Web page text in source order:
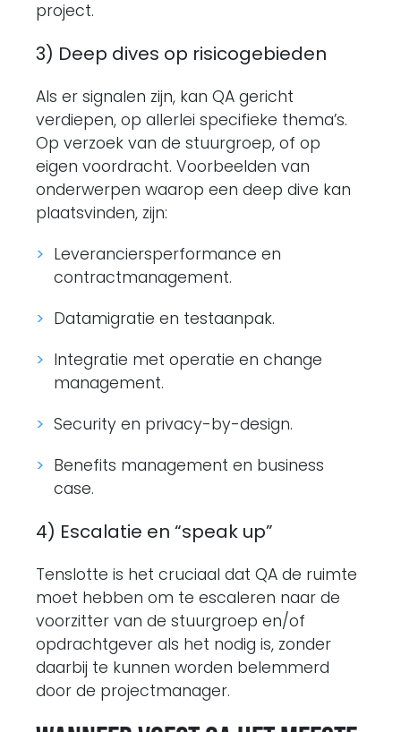
project.
3) Deep dives op risicogebieden
Als er signalen zijn, kan QA gericht
verdiepen, op allerlei specifieke thema’s.
Op verzoek van de stuurgroep, of op
eigen voordracht. Voorbeelden van
onderwerpen waarop een deep dive kan
plaatsvinden, zijn:
Leveranciersperformance en
contractmanagement.
Datamigratie en testaanpak.
Integratie met operatie en change
management.
Security en privacy-by-design.
Benefits management en business
case.
4) Escalatie en “speak up”
Tenslotte is het cruciaal dat QA de ruimte
moet hebben om te escaleren naar de
voorzitter van de stuurgroep en/of
opdrachtgever als het nodig is, zonder
daarbij te kunnen worden belemmerd
door de projectmanager.